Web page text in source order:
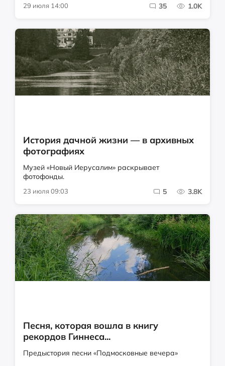
29 июля 14:00 35 1.0K
История дачной жизни — в архивных
фотографиях
Музей «Новый Иерусалим» раскрывает
фотофонды.
23 июля 09:03 5 3.8K
Песня, которая вошла в книгу
рекордов Гиннеса...
Предыстория песни «Подмосковные вечера»